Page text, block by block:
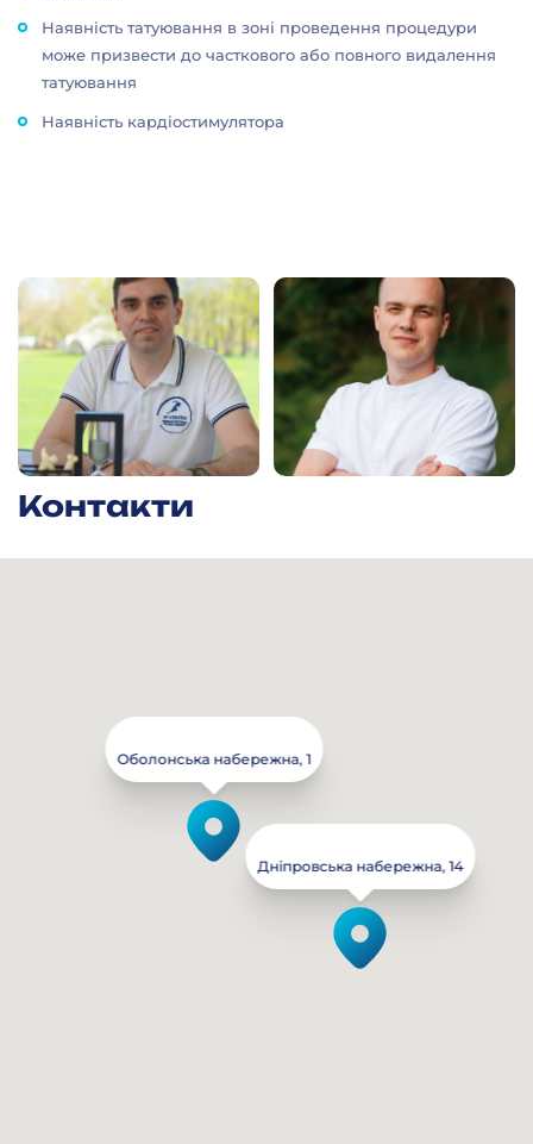
Наявність татуювання в зоні проведення процедури
може призвести до часткового або повного видалення
татуювання
Наявність кардіостимулятора
Контакти
Оболонська набережна, 1
Дніпровська набережна, 14